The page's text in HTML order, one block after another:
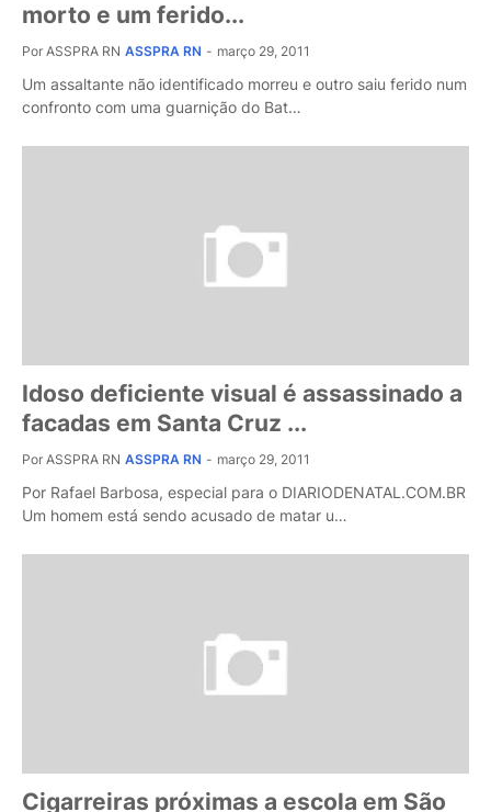
morto e um ferido...
Por ASSPRA RN ASSPRA RN - março 29, 2011
Um assaltante não identificado morreu e outro saiu ferido num
confronto com uma guarnição do Bat…
Idoso deficiente visual é assassinado a
facadas em Santa Cruz ...
Por ASSPRA RN ASSPRA RN - março 29, 2011
Por Rafael Barbosa, especial para o DIARIODENATAL.COM.BR
Um homem está sendo acusado de matar u…
Cigarreiras próximas a escola em São